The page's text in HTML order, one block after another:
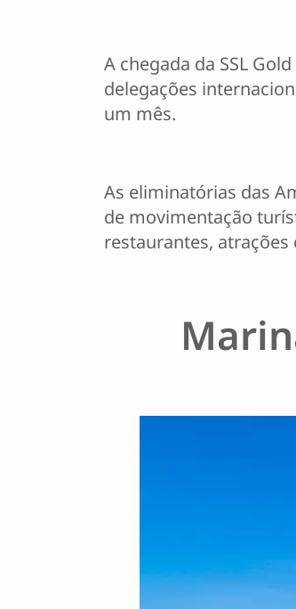
A chegada da SSL
delegações
um mês.
As eliminatórias das
de movimentação
restaurantes,